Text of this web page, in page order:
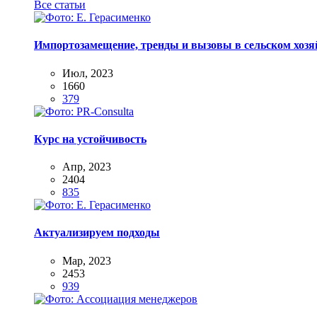
Все статьи
Импортозамещение, тренды и вызовы в сельском
Июл, 2023
1660
379
Курс на устойчивость
Апр, 2023
2404
835
Актуализируем подходы
Мар, 2023
2453
939